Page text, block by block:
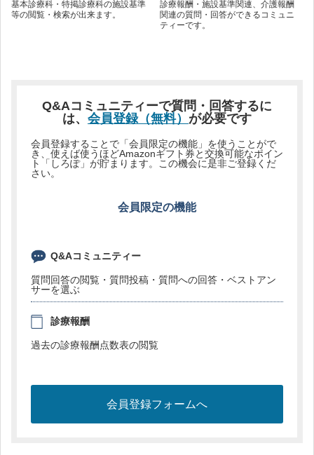
基本診療科・特掲診療科の施設基準
等の閲覧・検索が出来ます。
診療報酬・施設基準関連、介護報酬
関連の質問・回答ができるコミュニ
ティーです。
Q&Aコミュニティーで質問・回答するに
は、 会員登録（無料） が必要です
会員登録することで「会員限定の機能」を使うことがで
き、使えば使うほどAmazonギフト券と交換可能なポイン
ト「しろぽ」が貯まります。この機会に是非ご登録くだ
さい。
会員限定の機能
Q&Aコミュニティー
質問回答の閲覧・質問投稿・質問への回答・ベストアン
サーを選ぶ
診療報酬
過去の診療報酬点数表の閲覧
会員登録フォームへ